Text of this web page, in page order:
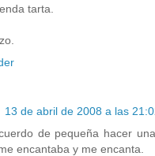
tarta.
13 de abril de 2008 a las
de pequeña hacer
encantaba y me encanta.